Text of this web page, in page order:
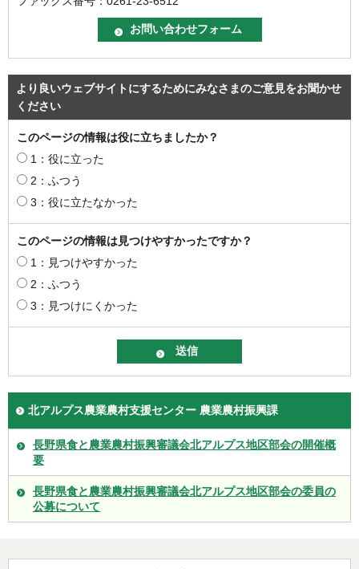
より良いウェブサイトにするためにみなさまのご意見をお聞かせ
ください
このページの情報は役に立ちましたか？
1：役に立った
2：ふつう
3：役に立たなかった
このページの情報は見つけやすかったですか？
1：見つけやすかった
2：ふつう
3：見つけにくかった
北アルプス農業農村支援センター 農業農村振興課
長野県食と農業農村振興審議会北アルプス地区部会の開催概
要
長野県食と農業農村振興審議会北アルプス地区部会の委員の
公募について